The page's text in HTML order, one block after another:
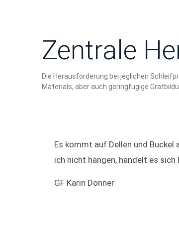
Zentrale
Die Herausforderung bei jeglichen
Materials, aber auch geringfügige
Es kommt auf Dellen und Buckel
ich nicht hängen, handelt es
GF Karin Donner